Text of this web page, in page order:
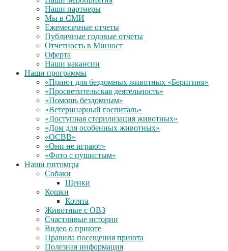
Наши партнеры
Мы в СМИ
Ежемесячные отчеты
Публичные годовые отчеты
Отчетность в Минюст
Оферта
Наши вакансии
Наши программы
«Приют для бездомных животных «Беригиня»
«Просветительская деятельность»
«Помощь бездомным»
«Ветеринарный госпиталь»
«Доступная стерилизация животных»
«Дом для особенных животных»
«ОСВВ»
«Они не играют»
«Фото с пушистым»
Наши питомцы
Собаки
Щенки
Кошки
Котята
Животные с ОВЗ
Счастливые истории
Видео о приюте
Правила посещения приюта
Полезная информация